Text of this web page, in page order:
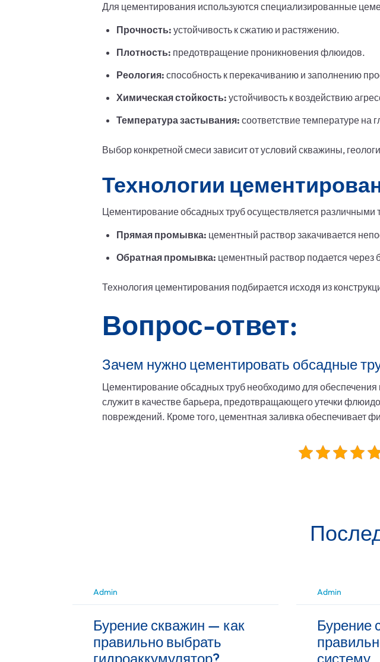
Для цементирования используются специализированные
Прочность: устойчивость к сжатию и растяжению.
Плотность: предотвращение проникновения флюидов.
Реология: способность к перекачиванию и заполнению
Химическая стойкость: устойчивость к воздействию
Температура застывания: соответствие температуре на
Выбор конкретной смеси зависит от условий скважины,
Технологии
Цементирование обсадных труб осуществляется различными
Прямая промывка: цементный раствор закачивается
Обратная промывка: цементный раствор подается
Технология цементирования подбирается исходя из
Вопрос-ответ:
Зачем нужно цементировать обсадные
Цементирование обсадных труб необходимо для
служит в качестве барьера, предотвращающего утечки
повреждений. Кроме того, цементная заливка обеспечивает
Admin
Бурение скважин — как
правильно выбрать
гидроаккумулятор?
Admin
Бурение
систему